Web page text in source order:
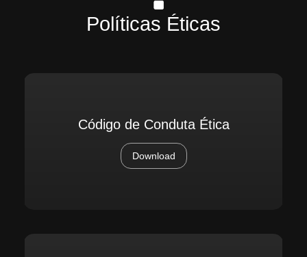
Políticas Éticas
Código de Conduta Ética
Download